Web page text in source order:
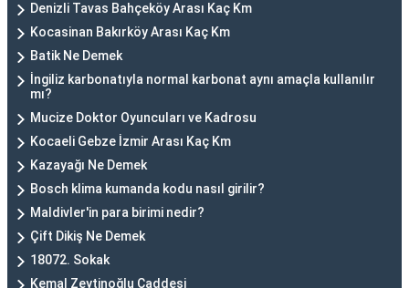
Denizli Tavas Bahçeköy Arası Kaç Km
Kocasinan Bakırköy Arası Kaç Km
Batik Ne Demek
İngiliz karbonatıyla normal karbonat aynı amaçla kullanılır
mı?
Mucize Doktor Oyuncuları ve Kadrosu
Kocaeli Gebze İzmir Arası Kaç Km
Kazayağı Ne Demek
Bosch klima kumanda kodu nasıl girilir?
Maldivler'in para birimi nedir?
Çift Dikiş Ne Demek
18072. Sokak
Kemal Zeytinoğlu Caddesi